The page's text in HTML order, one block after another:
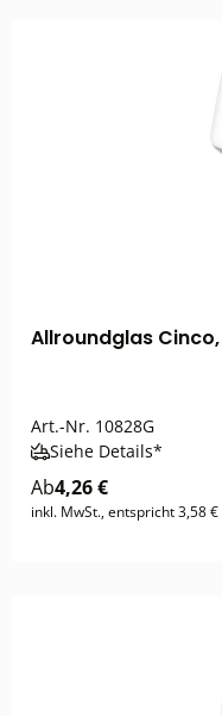
Allroundglas
Art.-Nr. 10828G
Siehe Details*
Ab4,26 €
inkl. MwSt., entspricht 3,58